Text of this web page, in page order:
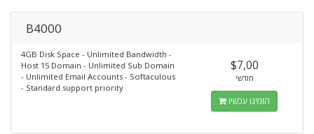
B4000
4GB Disk Space - Unlimited Bandwidth -
Host 15 Domain - Unlimited Sub Domain
- Unlimited Email Accounts - Softaculous
- Standard support priority
$7,00
חודשי
הזמינו עכשיו